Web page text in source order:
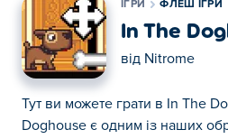
ІГРИ ФЛЕШ ІГРИ
In The
від Nitrome
Тут ви можете грати в In The
Doghouse є одним із наших